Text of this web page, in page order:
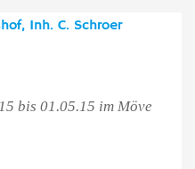
Inh. C. Schroer
bis 01.05.15 im Möve